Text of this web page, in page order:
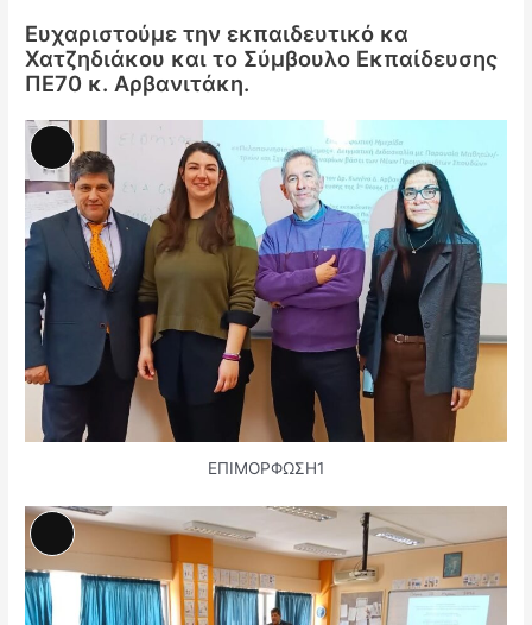
Ευχαριστούμε την εκπαιδευτικό κα
Χατζηδιάκου και το Σύμβουλο Εκπαίδευσης
ΠΕ70 κ. Αρβανιτάκη.
Αναλυτική
Περιγραφή
ΕΠΙΜΟΡΦΩΣΗ1
Αναλυτική
Περιγραφή